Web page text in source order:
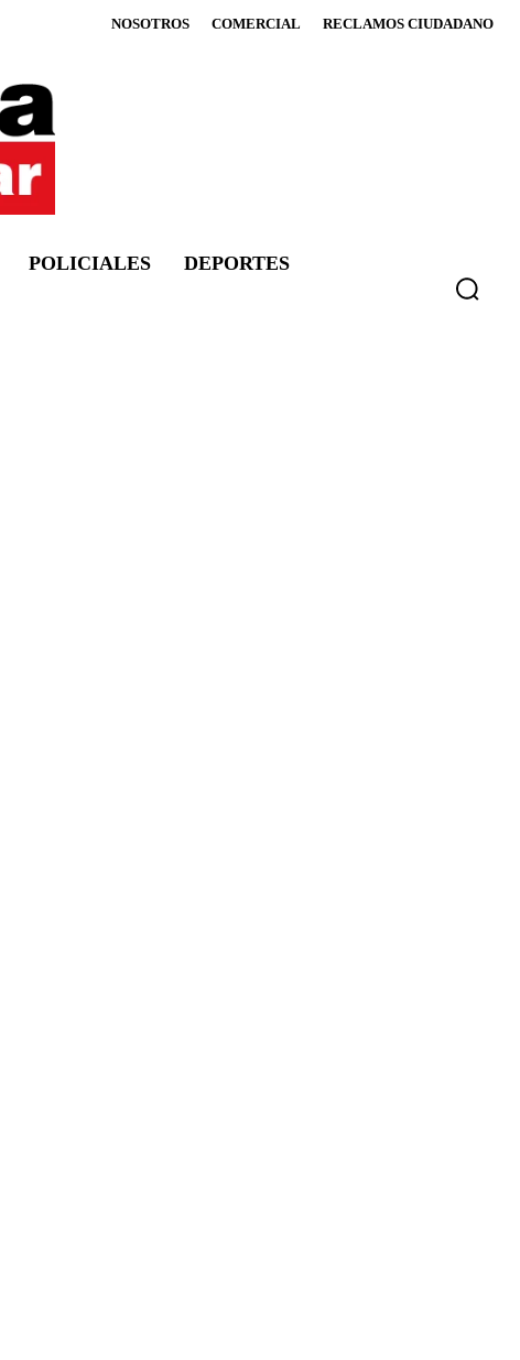
NOSOTROS COMERCIAL RECLAMOS CIUDADANO
POLICIALES DEPORTES